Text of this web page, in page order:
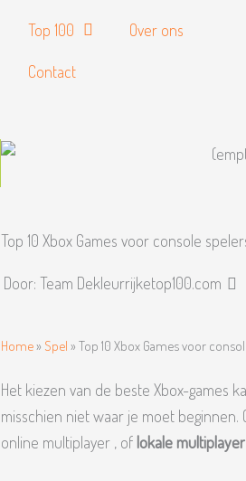
Top 100 Over ons
Contact
Top 10 Xbox Games voor console
Door: Team Dekleurrijketop100.com
Home» Spel » Top 10 Xbox Games voor
Het kiezen van de beste Xbox-games
misschien niet waar je moet beginnen.
online multiplayer , of lokale multiplayer